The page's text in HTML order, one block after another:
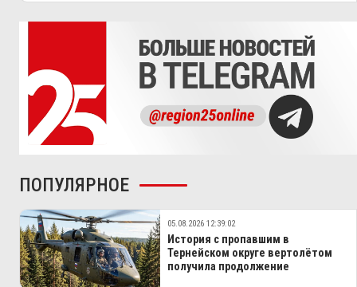
ПОПУЛЯРНОЕ
05.08.2026 12:39:02
История с пропавшим в
Тернейском округе вертолётом
получила продолжение